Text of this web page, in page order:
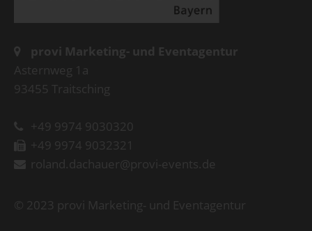
provi Marketing- und Eventagentur
Asternweg 1a
93455 Traitsching
+49 9974 9030320
+49 9974 9032321
roland.dachauer@provi-events.de
© 2023 provi Marketing- und Eventagentur